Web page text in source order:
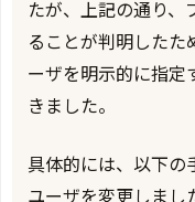
たが、上記の通り、
ることが判明した
ーザを明示的に指定
きました。
具体的には、以下
ユーザを変更しまし